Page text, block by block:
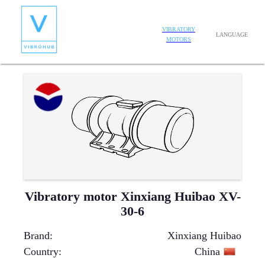
VIBRATORY
MOTORS
LANGUAGE
Vibratory motor Xinxiang Huibao XV-
30-6
Brand:
Xinxiang Huibao
Country:
China